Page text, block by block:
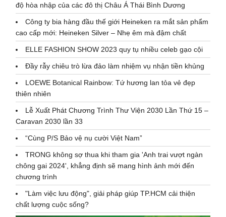
độ hòa nhập của các đô thị Châu Á Thái Bình Dương
Công ty bia hàng đầu thế giới Heineken ra mắt sản phẩm
cao cấp mới: Heineken Silver – Nhẹ êm mà đậm chất
ELLE FASHION SHOW 2023 quy tụ nhiều celeb gạo cội
Đầy rẫy chiêu trò lừa đảo làm nhiệm vụ nhận tiền khủng
LOEWE Botanical Rainbow: Tứ hương lan tỏa vẻ đẹp
thiên nhiên
Lễ Xuất Phát Chương Trình Thư Viện 2030 Lần Thứ 15 –
Caravan 2030 lần 33
“Cùng P/S Bảo vệ nụ cười Việt Nam”
TRONG không sợ thua khi tham gia 'Anh trai vượt ngàn
chông gai 2024', khẳng định sẽ mang hình ảnh mới đến
chương trình
"Làm việc lưu động", giải pháp giúp TP.HCM cải thiện
chất lượng cuộc sống?